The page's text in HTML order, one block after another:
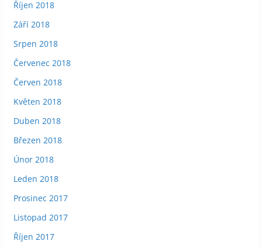
Říjen 2018
Září 2018
Srpen 2018
Červenec 2018
Červen 2018
Květen 2018
Duben 2018
Březen 2018
Únor 2018
Leden 2018
Prosinec 2017
Listopad 2017
Říjen 2017